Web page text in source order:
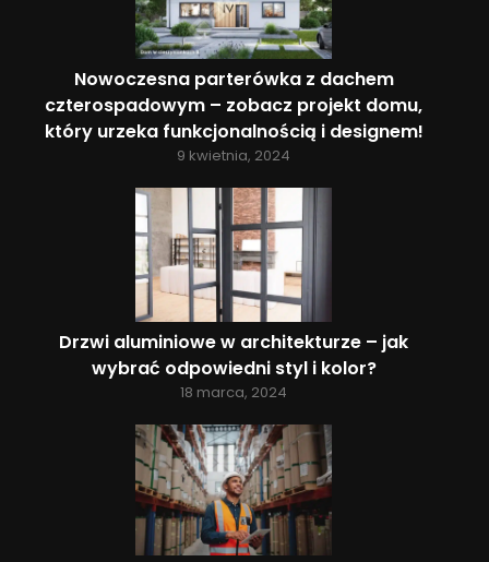
Nowoczesna parterówka z dachem
czterospadowym – zobacz projekt domu,
który urzeka funkcjonalnością i designem!
9 kwietnia, 2024
Drzwi aluminiowe w architekturze – jak
wybrać odpowiedni styl i kolor?
18 marca, 2024